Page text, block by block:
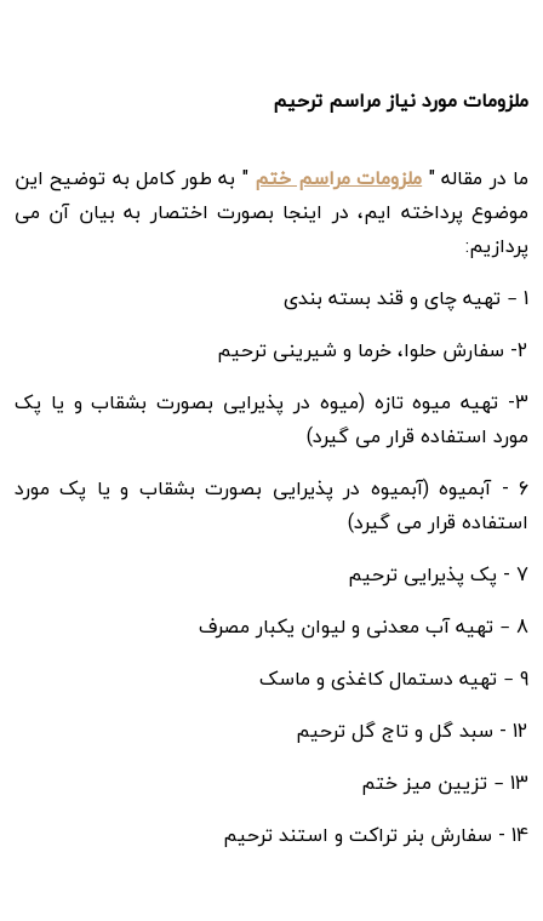
ملزومات مورد نیاز مراسم ترحیم
ما در مقاله "ملزومات مراسم ختم " به طور کامل به توضیح این
موضوع پرداخته ایم، در اینجا بصورت اختصار به بیان آن می
پردازیم:
1 – تهیه چای و قند بسته بندی
2- سفارش حلوا، خرما و شیرینی ترحیم
3- تهیه میوه تازه (میوه در پذیرایی بصورت بشقاب و یا پک
مورد استفاده قرار می گیرد)
6 - آبمیوه (آبمیوه در پذیرایی بصورت بشقاب و یا پک مورد
استفاده قرار می گیرد)
7 - پک پذیرایی ترحیم
8 – تهیه آب معدنی و لیوان یکبار مصرف
9 – تهیه دستمال کاغذی و ماسک
12 - سبد گل و تاج گل ترحیم
13 – تزیین میز ختم
14 - سفارش بنر تراکت و استند ترحیم